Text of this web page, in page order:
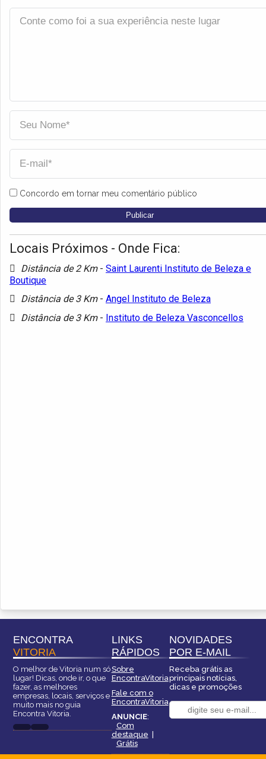
Concordo em tornar meu comentário público
Locais Próximos - Onde Fica:
Distância de 2 Km - Saint Laurenti Instituto de Beleza e
Boutique
Distância de 3 Km - Angel Instituto de Beleza
Distância de 3 Km - Instituto de Beleza Vasconcellos
ENCONTRA
VITORIA
O melhor de Vitoria num só
lugar! Dicas, onde ir, o que
fazer, as melhores
empresas, locais, serviços e
muito mais no guia
Encontra Vitoria.
LINKS
RÁPIDOS
Sobre
EncontraVitoria
Fale com o
EncontraVitoria
ANUNCIE:
Com
destaque |
Grátis
NOVIDADES
POR E-MAIL
Receba grátis as
principais notícias,
dicas e promoções